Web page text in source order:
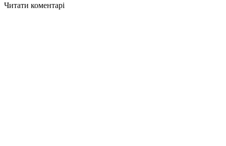
Читати коментарі